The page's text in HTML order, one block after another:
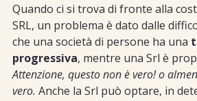
Quando ci si trova di fronte alla
SRL, un problema è dato dalle
che una società di persone ha una
progressiva, mentre una Srl è
Attenzione, questo non è vero! o
vero. Anche la Srl può optare, in